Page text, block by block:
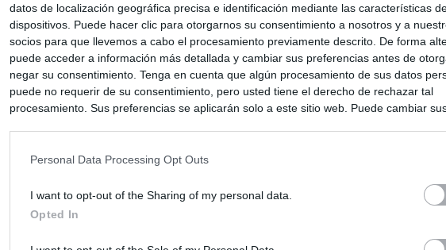
datos de localización geográfica precisa e identificación mediante las características
dispositivos. Puede hacer clic para otorgarnos su consentimiento a nosotros y a
socios para que llevemos a cabo el procesamiento previamente descrito. De forma
puede acceder a información más detallada y cambiar sus preferencias antes de
negar su consentimiento. Tenga en cuenta que algún procesamiento de sus datos
puede no requerir de su consentimiento, pero usted tiene el derecho de rechazar tal
procesamiento. Sus preferencias se aplicarán solo a este sitio web. Puede cambiar
Personal Data Processing Opt Outs
I want to opt-out of the Sharing of my personal data.
Opted In